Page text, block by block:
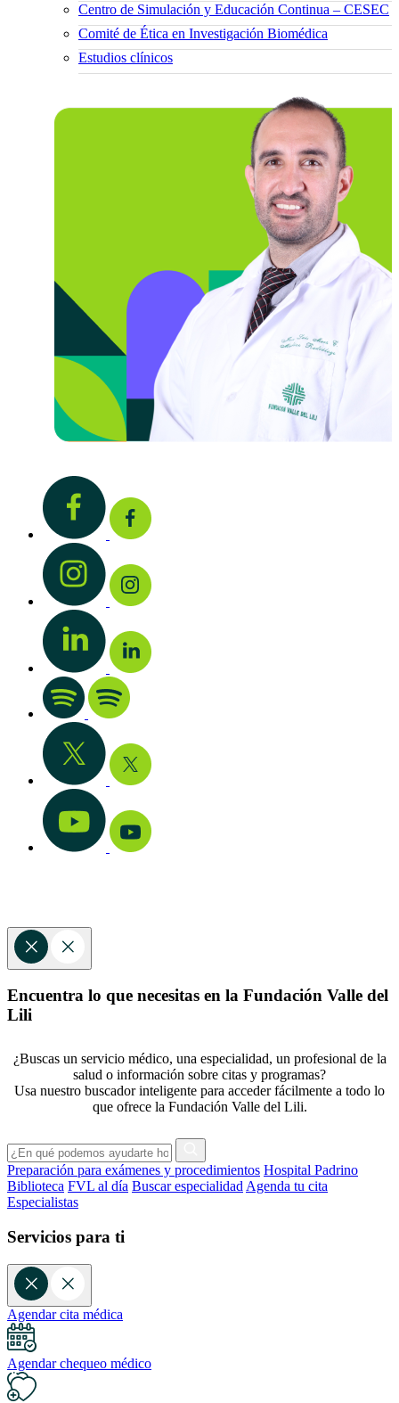
Centro de Simulación y Educación Continua – CESEC
Comité de Ética en Investigación Biomédica
Estudios clínicos
Encuentra lo que necesitas en la Fundación Valle del
Lili
¿Buscas un servicio médico, una especialidad, un profesional de la
salud o información sobre citas y programas?
Usa nuestro buscador inteligente para acceder fácilmente a todo lo
que ofrece la Fundación Valle del Lili.
Preparación para exámenes y procedimientos Hospital Padrino
Biblioteca FVL al día Buscar especialidad Agenda tu cita
Especialistas
Servicios para ti
Agendar cita médica
Agendar chequeo médico